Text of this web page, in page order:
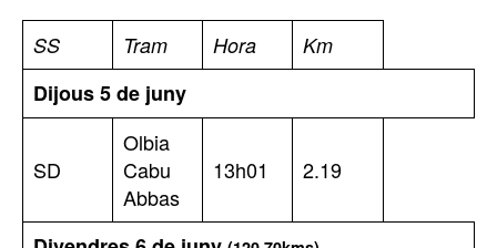
SS Tram Hora Km
Dijous 5 de juny
SD
Olbia
Cabu
Abbas
13h01 2.19